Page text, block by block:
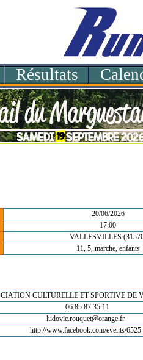
Résultats
20/06/2026
17:00
VALLESVILLES
11, 5, marche, enfants
CULTURELLE ET SPORTIVE DE
06.85.87.35.11
ludovic.rouquet@orange.fr
http://www.facebook.com/events/6525